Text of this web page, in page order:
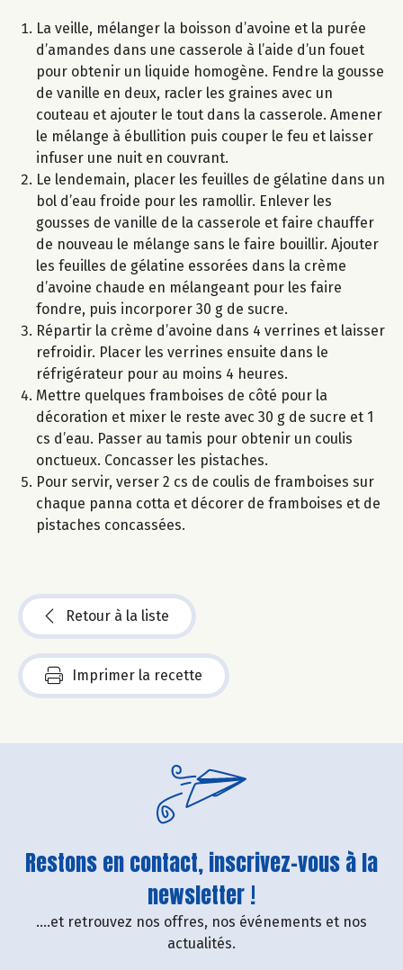
La veille, mélanger la boisson d’avoine et la purée
d’amandes dans une casserole à l’aide d’un fouet
pour obtenir un liquide homogène. Fendre la gousse
de vanille en deux, racler les graines avec un
couteau et ajouter le tout dans la casserole. Amener
le mélange à ébullition puis couper le feu et laisser
infuser une nuit en couvrant.
Le lendemain, placer les feuilles de gélatine dans un
bol d’eau froide pour les ramollir. Enlever les
gousses de vanille de la casserole et faire chauffer
de nouveau le mélange sans le faire bouillir. Ajouter
les feuilles de gélatine essorées dans la crème
d’avoine chaude en mélangeant pour les faire
fondre, puis incorporer 30 g de sucre.
Répartir la crème d’avoine dans 4 verrines et laisser
refroidir. Placer les verrines ensuite dans le
réfrigérateur pour au moins 4 heures.
Mettre quelques framboises de côté pour la
décoration et mixer le reste avec 30 g de sucre et 1
cs d’eau. Passer au tamis pour obtenir un coulis
onctueux. Concasser les pistaches.
Pour servir, verser 2 cs de coulis de framboises sur
chaque panna cotta et décorer de framboises et de
pistaches concassées.
Retour à la liste
Imprimer la recette
Restons en contact, inscrivez-vous à la
newsletter !
....et retrouvez nos offres, nos événements et nos
actualités.